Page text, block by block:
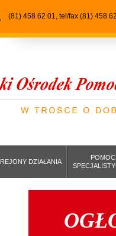
(81) 458 62 01, tel/fax (81) 458
REJONY DZIAŁANIA
POMOC